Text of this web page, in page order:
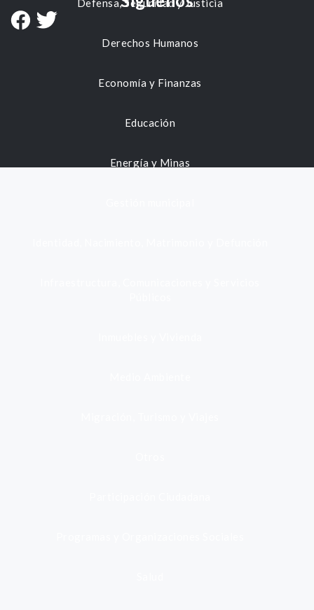
Defensa, Seguridad y Justicia
Derechos Humanos
Economía y Finanzas
Educación
Energía y Minas